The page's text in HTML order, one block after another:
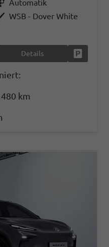
GetriebeAutomatik
AußenfarbeWSB - Dover White
Details
480 km